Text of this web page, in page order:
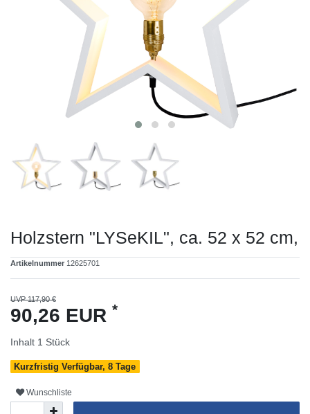
Holzstern "LYSeKIL", ca. 52 x 52 cm,
Artikelnummer 12625701
UVP 117,90 €
90,26 EUR *
Inhalt 1 Stück
Kurzfristig Verfügbar, 8 Tage
Wunschliste